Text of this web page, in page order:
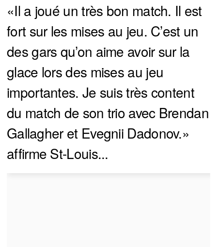
«Il a joué un très bon match. Il est
fort sur les mises au jeu. C’est un
des gars qu’on aime avoir sur la
glace lors des mises au jeu
importantes. Je suis très content
du match de son trio avec Brendan
Gallagher et Evegnii Dadonov.»
affirme St-Louis...